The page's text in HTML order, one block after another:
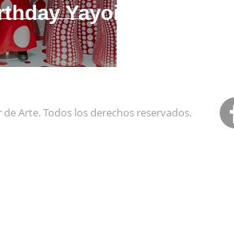
Yayoi
de Arte. Todos los derechos reservados.